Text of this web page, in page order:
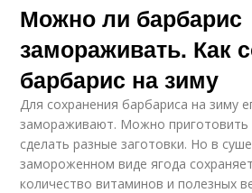
Можно ли барбарис
замораживать. Как
барбарис на зиму
Для сохранения барбариса на зиму
замораживают. Можно приготовить
сделать разные заготовки. Но в
замороженном виде ягода
количество витаминов и полезных